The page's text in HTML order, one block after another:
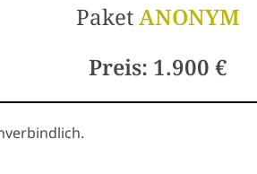
PaketANONYM
Preis: 1.900 €